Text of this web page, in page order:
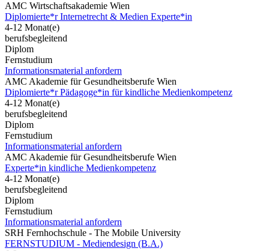
AMC Wirtschaftsakademie Wien
Diplomierte*r Internetrecht & Medien Experte*in
4-12 Monat(e)
berufsbegleitend
Diplom
Fernstudium
Informationsmaterial anfordern
AMC Akademie für Gesundheitsberufe Wien
Diplomierte*r Pädagoge*in für kindliche Medienkompetenz
4-12 Monat(e)
berufsbegleitend
Diplom
Fernstudium
Informationsmaterial anfordern
AMC Akademie für Gesundheitsberufe Wien
Experte*in kindliche Medienkompetenz
4-12 Monat(e)
berufsbegleitend
Diplom
Fernstudium
Informationsmaterial anfordern
SRH Fernhochschule - The Mobile University
FERNSTUDIUM - Mediendesign (B.A.)